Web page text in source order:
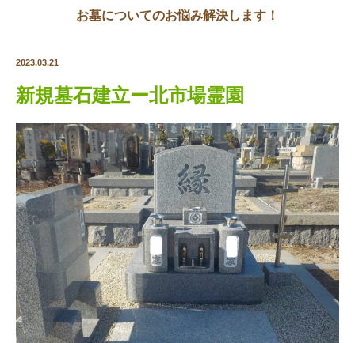
お墓についてのお悩み解決します！
2023.03.21
新規墓石建立ー北市場霊園